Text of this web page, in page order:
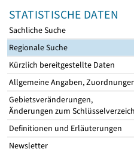
STATISTISCHE DATEN
Sachliche Suche
Regionale Suche
Kürzlich bereitgestellte Daten
Allgemeine Angaben,
Gebietsveränderungen,
Änderungen zum
Definitionen und Erläuterungen
Newsletter